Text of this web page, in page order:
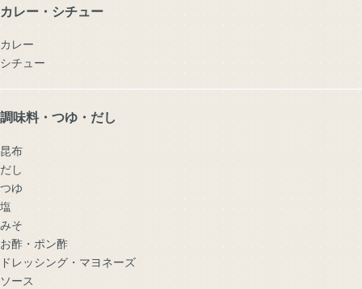
カレー・シチュー
カレー
シチュー
調味料・つゆ・だし
昆布
だし
つゆ
塩
みそ
お酢・ポン酢
ドレッシング・マヨネーズ
ソース